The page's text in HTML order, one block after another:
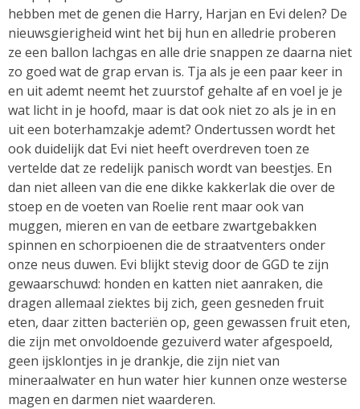
hebben met de genen die Harry, Harjan en Evi delen? De
nieuwsgierigheid wint het bij hun en alledrie proberen
ze een ballon lachgas en alle drie snappen ze daarna niet
zo goed wat de grap ervan is. Tja als je een paar keer in
en uit ademt neemt het zuurstof gehalte af en voel je je
wat licht in je hoofd, maar is dat ook niet zo als je in en
uit een boterhamzakje ademt? Ondertussen wordt het
ook duidelijk dat Evi niet heeft overdreven toen ze
vertelde dat ze redelijk panisch wordt van beestjes. En
dan niet alleen van die ene dikke kakkerlak die over de
stoep en de voeten van Roelie rent maar ook van
muggen, mieren en van de eetbare zwartgebakken
spinnen en schorpioenen die de straatventers onder
onze neus duwen. Evi blijkt stevig door de GGD te zijn
gewaarschuwd: honden en katten niet aanraken, die
dragen allemaal ziektes bij zich, geen gesneden fruit
eten, daar zitten bacteriën op, geen gewassen fruit eten,
die zijn met onvoldoende gezuiverd water afgespoeld,
geen ijsklontjes in je drankje, die zijn niet van
mineraalwater en hun water hier kunnen onze westerse
magen en darmen niet waarderen.